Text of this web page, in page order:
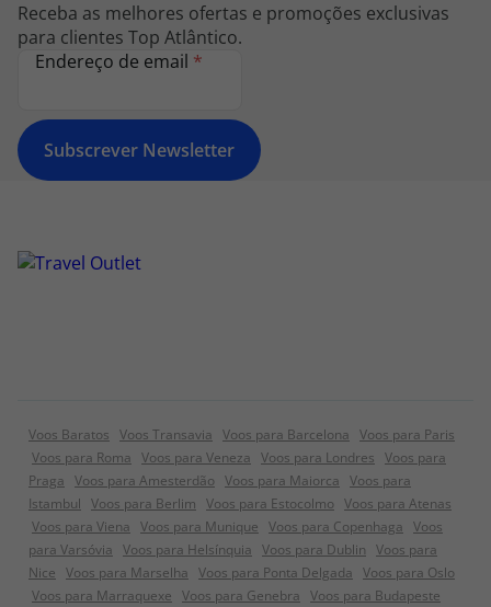
Receba as melhores ofertas e promoções exclusivas
para clientes Top Atlântico.
Endereço de email *
Subscrever Newsletter
Voos Baratos Voos Transavia Voos para Barcelona Voos para Paris
Voos para Roma Voos para Veneza Voos para Londres Voos para
Praga Voos para Amesterdão Voos para Maiorca Voos para
Istambul Voos para Berlim Voos para Estocolmo Voos para Atenas
Voos para Viena Voos para Munique Voos para Copenhaga Voos
para Varsóvia Voos para Helsínquia Voos para Dublin Voos para
Nice Voos para Marselha Voos para Ponta Delgada Voos para Oslo
Voos para Marraquexe Voos para Genebra Voos para Budapeste